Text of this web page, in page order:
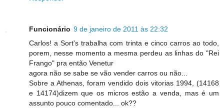
Funcionário 9 de janeiro de 2011 às 22:32
Carlos! a Sort's trabalha com trinta e cinco carros ao todo,
porem, nesse momento a mesma perdeu as linhas do "Rei
Frango" pra então Venetur
agora não se sabe se vão vender carros ou não...
Sobre a Athenas, foram vendido dois vitorias 1994, (14168
e 14174)dizem que os micros estão a venda, mas é um
assunto pouco comentado... ok??